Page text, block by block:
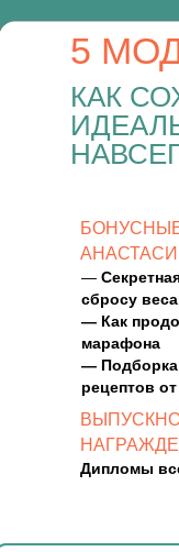
КАК
5
Дипломы
—
сбросу
— Как
марафона
—
рецептов